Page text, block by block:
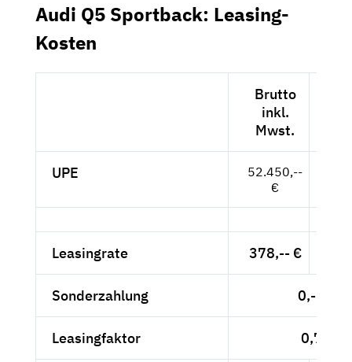
Audi Q5 Sportback: Leasing-
Kosten
Brutto
inkl.
Mwst.
UPE
52.450,--
€
Leasingrate 378,-- €
Sonderzahlung 0,-- €
Leasingfaktor 0,72